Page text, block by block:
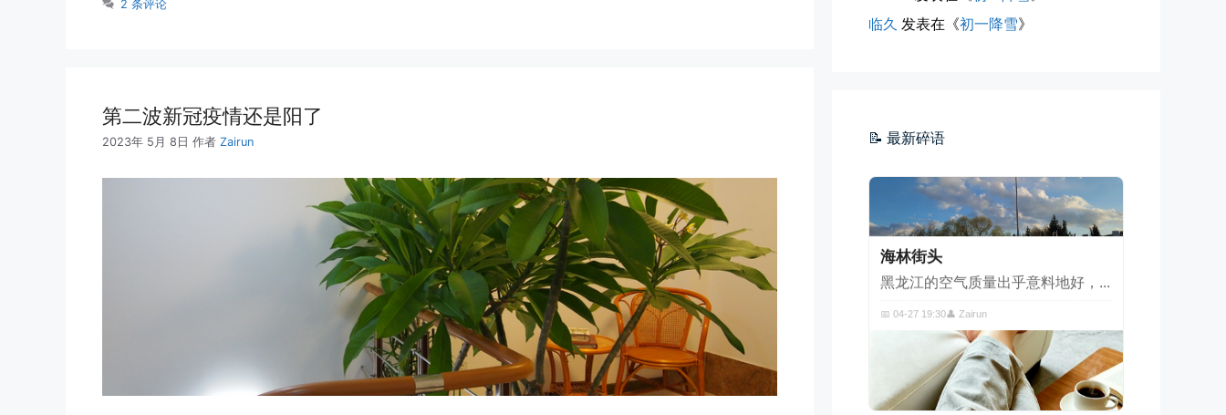
签
2 条评论
第二波新冠疫情还是阳了
2023年 5月 8日 作者 Zairun
临久 发表在《初一降雪》
📝 最新碎语
黑龙江的空气质量出乎意料地好，...
📅 04-27 19:30👤 Zairun
前互联网精神